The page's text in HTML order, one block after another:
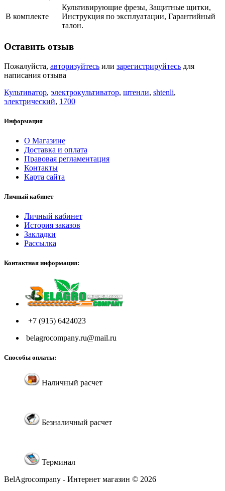
В комплекте
Культивирующие фрезы, Защитные щитки,
Инструкция по эксплуатации, Гарантийный
талон.
Оставить отзыв
Пожалуйста, авторизуйтесь или зарегистрируйтесь для
написания отзыва
Культиватор, электрокультиватор, штенли, shtenli,
электрический, 1700
Информация
О Магазине
Доставка и оплата
Правовая регламентация
Контакты
Карта сайта
Личный кабинет
Личный кабинет
История заказов
Закладки
Рассылка
Контактная информация:
+7 (915) 6424023
belagrocompany.ru@mail.ru
Способы оплаты:
Наличный расчет
Безналичный расчет
Терминал
BelAgrocompany - Интернет магазин © 2026